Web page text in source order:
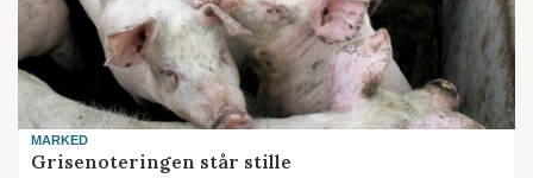
MARKED
Grisenoteringen står stille